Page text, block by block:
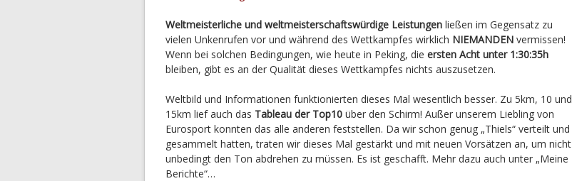
Weltmeisterliche und weltmeisterschaftswürdige Leistungen ließen im Gegensatz zu
vielen Unkenrufen vor und während des Wettkampfes wirklich NIEMANDEN vermissen!
Wenn bei solchen Bedingungen, wie heute in Peking, die ersten Acht unter 1:30:35h
bleiben, gibt es an der Qualität dieses Wettkampfes nichts auszusetzen.
Weltbild und Informationen funktionierten dieses Mal wesentlich besser. Zu 5km, 10 und
15km lief auch das Tableau der Top10 über den Schirm! Außer unserem Liebling von
Eurosport konnten das alle anderen feststellen. Da wir schon genug „Thiels“ verteilt und
gesammelt hatten, traten wir dieses Mal gestärkt und mit neuen Vorsätzen an, um nicht
unbedingt den Ton abdrehen zu müssen. Es ist geschafft. Mehr dazu auch unter „Meine
Berichte“…